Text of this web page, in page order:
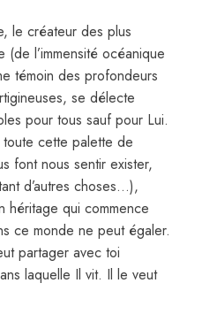
le créateur des plus
l’immensité océanique
témoin des profondeurs
se délecte
pour tous sauf pour Lui.
cette palette de
font nous sentir exister,
d’autres choses…),
héritage qui commence
ce monde ne peut égaler.
partager avec toi
laquelle Il vit. Il le veut